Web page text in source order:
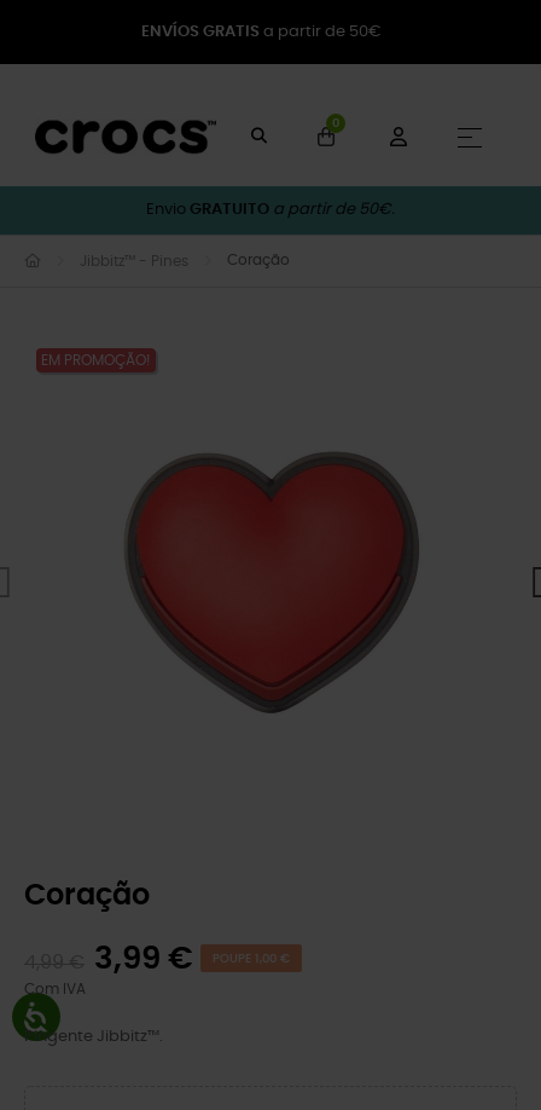
ENVÍOS GRATIS a partir de 50€
0
☰
Envio GRATUITO a partir de 50€.
Jibbitz™ - Pines Coração
EM PROMOÇÃO!
Coração
3,99 € POUPE 1,00 €
Com IVA
Pingente Jibbitz™.